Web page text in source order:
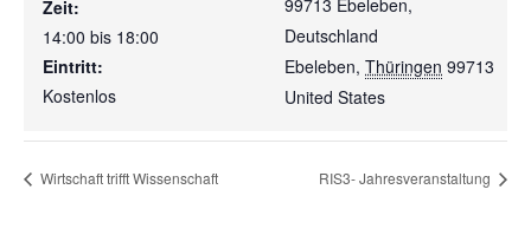
Zeit:
14:00 bis 18:00
Eintritt:
Kostenlos
99713 Ebeleben,
Deutschland
Ebeleben, Thüringen 99713
United States
Wirtschaft trifft Wissenschaft RIS3- Jahresveranstaltung